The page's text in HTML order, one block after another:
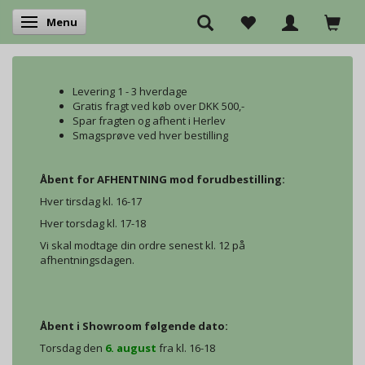
Skifte navigation
Menu
Levering 1 - 3 hverdage
Gratis fragt ved køb over DKK 500,-
Spar fragten og afhent i Herlev
Smagsprøve ved hver bestilling
Åbent for AFHENTNING mod forudbestilling:
Hver tirsdag kl. 16-17
Hver torsdag kl. 17-18
Vi skal modtage din ordre senest kl. 12 på
afhentningsdagen.
Åbent i Showroom følgende dato:
Torsdag den 6. august fra kl. 16-18